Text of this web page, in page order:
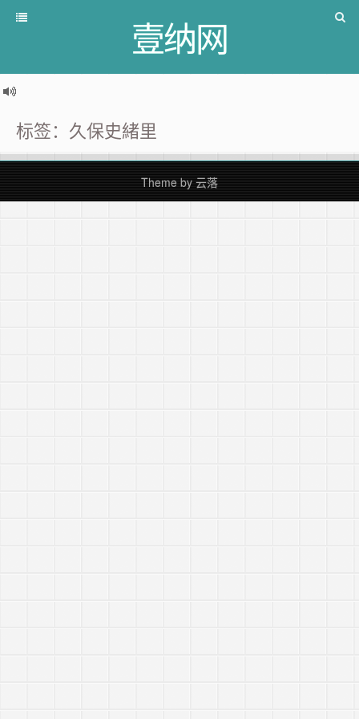
壹纳网
标签：久保史緒里
Theme by 云落